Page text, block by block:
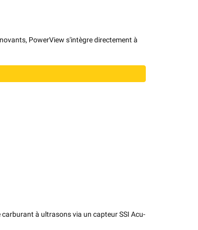
PowerView s'intègre directement à
à ultrasons via un capteur SSI Acu-